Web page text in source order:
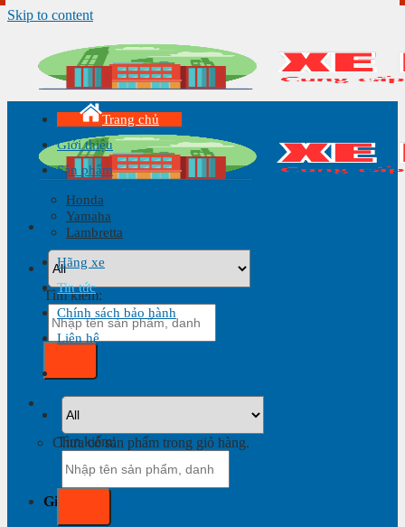
Skip to content
Tìm kiếm:
Giỏ hàng
Chưa có sản phẩm trong giỏ hàng.
Giỏ hàng
Trang chủ
Giới thiệu
Sản phẩm
Honda
Yamaha
Lambretta
Hãng xe
Tin tức
Chính sách bảo hành
Liên hệ
Tìm kiếm: